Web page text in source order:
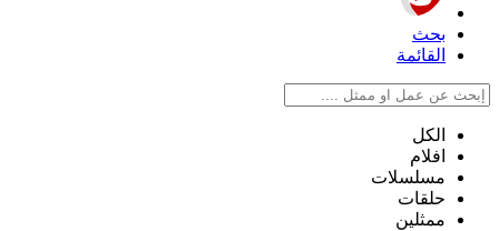
بحث
القائمة
الكل
افلام
مسلسلات
حلقات
ممثلين